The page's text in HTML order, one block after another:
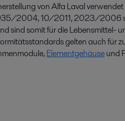
von Alfa Laval
2004, 10/2011, 2023/2006
sind somit für die Lebensmittel-
gelten auch für
Elementgehäuseund